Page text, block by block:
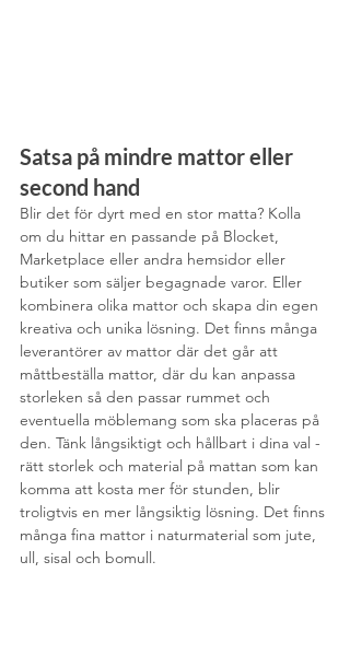
Satsa på mindre mattor eller
second hand
Blir det för dyrt med en stor matta? Kolla
om du hittar en passande på Blocket,
Marketplace eller andra hemsidor eller
butiker som säljer begagnade varor. Eller
kombinera olika mattor och skapa din egen
kreativa och unika lösning. Det finns många
leverantörer av mattor där det går att
måttbeställa mattor, där du kan anpassa
storleken så den passar rummet och
eventuella möblemang som ska placeras på
den. Tänk långsiktigt och hållbart i dina val -
rätt storlek och material på mattan som kan
komma att kosta mer för stunden, blir
troligtvis en mer långsiktig lösning. Det finns
många fina mattor i naturmaterial som jute,
ull, sisal och bomull.